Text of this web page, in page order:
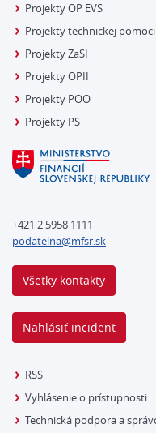
Projekty OP EVS
Projekty technickej pomoci
Projekty ZaSI
Projekty OPII
Projekty POO
Projekty PS
+421 2 5958 1111
podatelna@mfsr.sk
Všetky kontakty
Nahlásiť incident
RSS
Vyhlásenie o prístupnosti
Technická podpora a